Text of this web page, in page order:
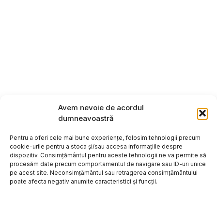
Avem nevoie de acordul
dumneavoastră
Pentru a oferi cele mai bune experiențe, folosim tehnologii precum
cookie-urile pentru a stoca și/sau accesa informațiile despre
dispozitiv. Consimțământul pentru aceste tehnologii ne va permite să
procesăm date precum comportamentul de navigare sau ID-uri unice
pe acest site. Neconsimțământul sau retragerea consimțământului
poate afecta negativ anumite caracteristici și funcții.